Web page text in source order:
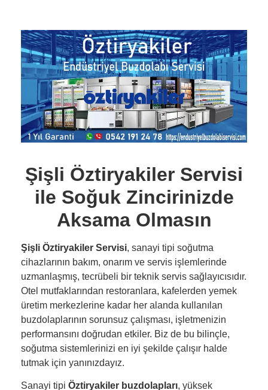
Şişli Öztiryakiler Servisi
ile Soğuk Zincirinizde
Aksama Olmasın
Şişli Öztiryakiler Servisi, sanayi tipi soğutma
cihazlarının bakım, onarım ve servis işlemlerinde
uzmanlaşmış, tecrübeli bir teknik servis sağlayıcısıdır.
Otel mutfaklarından restoranlara, kafelerden yemek
üretim merkezlerine kadar her alanda kullanılan
buzdolaplarının sorunsuz çalışması, işletmenizin
performansını doğrudan etkiler. Biz de bu bilinçle,
soğutma sistemlerinizi en iyi şekilde çalışır halde
tutmak için yanınızdayız.
Sanayi tipi Öztiryakiler buzdolapları, yüksek